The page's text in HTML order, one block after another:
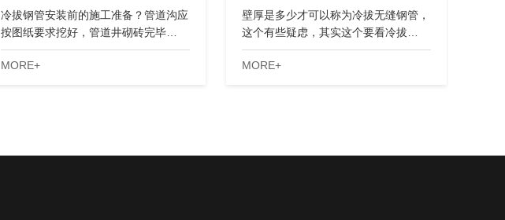
冷拔钢管安装前的施工准备？管道沟应
按图纸要求挖好，管道井砌砖完毕…
MORE+
壁厚是多少才可以称为冷拔无缝钢管，
这个有些疑虑，其实这个要看冷拔…
MORE+